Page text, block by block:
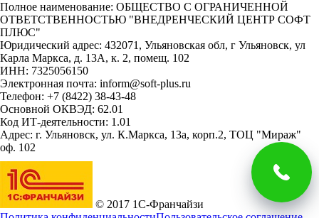
Полное наименование: ОБЩЕСТВО С ОГРАНИЧЕННОЙ
ОТВЕТСТВЕННОСТЬЮ "ВНЕДРЕНЧЕСКИЙ ЦЕНТР СОФТ
ПЛЮС"
Юридический адрес: 432071, Ульяновская обл, г Ульяновск, ул
Карла Маркса, д. 13А, к. 2, помещ. 102
ИНН: 7325056150
Электронная почта: inform@soft-plus.ru
Телефон: +7 (8422) 38-43-48
Основной ОКВЭД: 62.01
Код ИТ-деятельности: 1.01
Адрес: г. Ульяновск, ул. К.Маркса, 13а, корп.2, ТОЦ "Мираж"
оф. 102
© 2017 1С-Франчайзи